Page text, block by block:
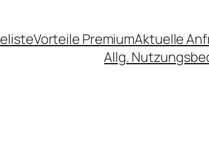
Vorteile PremiumAktuelle
Allg.